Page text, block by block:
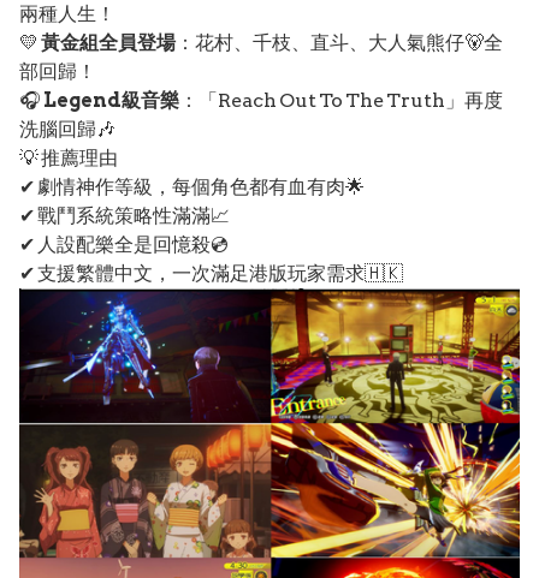
兩種人生！
💛 黃金組全員登場：花村、千枝、直斗、大人氣熊仔🐻全
部回歸！
🎧 Legend級音樂 ：「Reach Out To The Truth」再度
洗腦回歸🎶
💡 推薦理由
✔ 劇情神作等級，每個角色都有血有肉🌟
✔ 戰鬥系統策略性滿滿📈
✔ 人設配樂全是回憶殺💿
✔ 支援繁體中文，一次滿足港版玩家需求🇭🇰